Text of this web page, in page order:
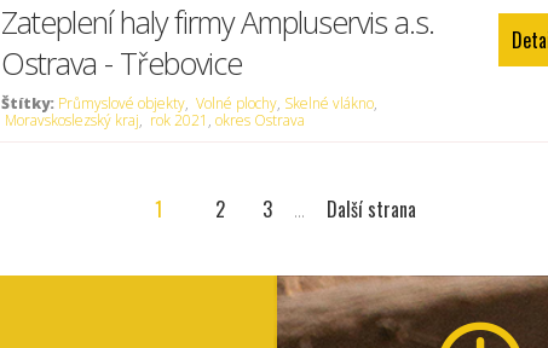
Zateplení haly firmy Ampluservis a.s.
Ostrava - Třebovice
Štítky: Průmyslové objekty, Volné plochy, Skelné vlákno,
Moravskoslezský kraj, rok 2021 , okres Ostrava
1 2 3 ... Další strana